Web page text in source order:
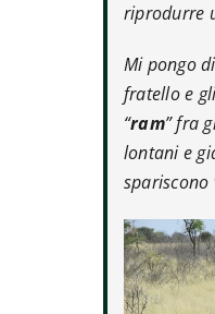
riprodurre
Mi pongo
fratello e
“ram” fra
lontani e
spariscono